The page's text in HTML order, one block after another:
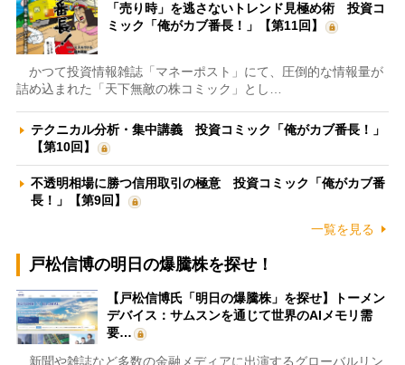
「売り時」を逃さないトレンド見極め術 投資コ
ミック「俺がカブ番長！」【第11回】
かつて投資情報雑誌「マネーポスト」にて、圧倒的な情報量が
詰め込まれた「天下無敵の株コミック」とし…
テクニカル分析・集中講義 投資コミック「俺がカブ番長！」
【第10回】
不透明相場に勝つ信用取引の極意 投資コミック「俺がカブ番
長！」【第9回】
一覧を見る
戸松信博の明日の爆騰株を探せ！
【戸松信博氏「明日の爆騰株」を探せ】トーメン
デバイス：サムスンを通じて世界のAIメモリ需
要…
新聞や雑誌など多数の金融メディアに出演するグローバルリン